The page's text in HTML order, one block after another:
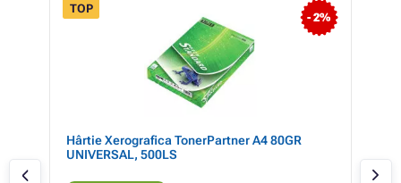
- 2%
TOP
Hârtie Xerografica TonerPartner A4 80GR
UNIVERSAL, 500LS